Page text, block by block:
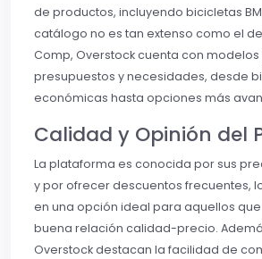
de productos, incluyendo bicicletas
catálogo no es tan extenso como el de
Comp, Overstock cuenta con
presupuestos y necesidades, desde
económicas hasta opciones más
Calidad y Opinión del
La plataforma es conocida por sus
y por ofrecer descuentos frecuentes,
en una opción ideal para aquellos
buena relación calidad-precio.
Overstock destacan la facilidad de